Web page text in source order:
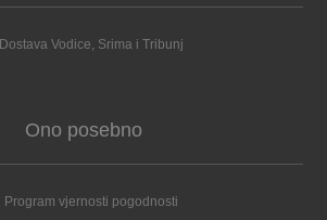
Dostava Vodice, Srima i Tribunj
Ono posebno
Program vjernosti pogodnosti